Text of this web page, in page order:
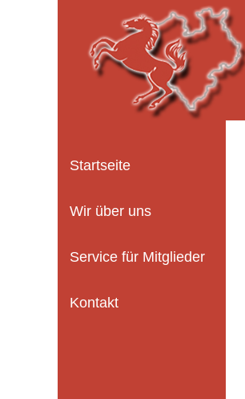
Startseite
Wir über uns
Service für Mitglieder
Kontakt